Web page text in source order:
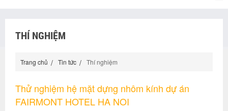
THÍ NGHIỆM
Trang chủ Tin tức Thí nghiệm
Thử nghiệm hệ mặt dựng nhôm kính dự án
FAIRMONT HOTEL HA NOI